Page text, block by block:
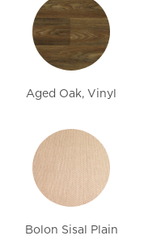
Aged Oak, Vinyl
Bolon Sisal Plain